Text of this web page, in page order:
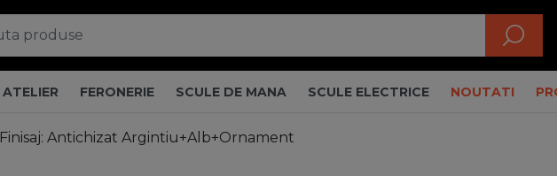
ATELIER FERONERIE SCULE DE MANA SCULE ELECTRICE NOUTATI
Finisaj: Antichizat Argintiu+Alb+Ornament